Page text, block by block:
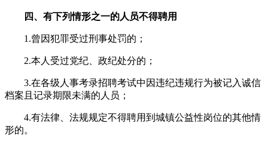
四、有下列情形之一的人员不得聘用
1.曾因犯罪受过刑事处罚的；
2.本人受过党纪、政纪处分的；
3.在各级人事考录招聘考试中因违纪违规行为被记入诚信
档案且记录期限未满的人员；
4.有法律、法规规定不得聘用到城镇公益性岗位的其他情
形的。